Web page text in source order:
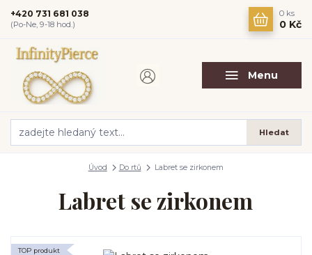
Menu
Hledat
+420 731 681 038
(Po-Ne, 9-18 hod.)
0 ks
0 Kč
Úvod Do rtů Labret se zirkonem
Labret se zirkonem
TOP produkt